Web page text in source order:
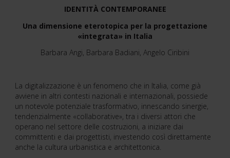
IDENTITÀ CONTEMPORANEE
Una dimensione eterotopica per la progettazione
«integrata» in Italia
Barbara Angi, Barbara Badiani, Angelo Ciribini
La digitalizzazione è un fenomeno che in Italia, come già
avviene in altri contesti nazionali e internazionali, possiede
un notevole potenziale trasformativo, innescando sinergie,
tendenzialmente «collaborative», tra i diversi attori che
operano nel settore delle costruzioni, a iniziare dai
committenti e dai progettisti, investendo così direttamente
anche la cultura urbanistica e architettonica.